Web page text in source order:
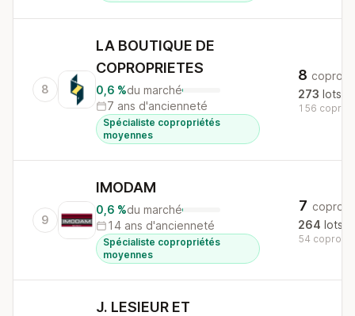
8
LA BOUTIQUE DE
COPROPRIETES
0,6 %du marché
7 ans d'ancienneté
Spécialiste copropriétés
moyennes
8 copros
273 lots
156 copros
9
IMODAM
0,6 %du marché
14 ans d'ancienneté
Spécialiste copropriétés
moyennes
7 copros
264 lots
54 copros
J. LESIEUR ET